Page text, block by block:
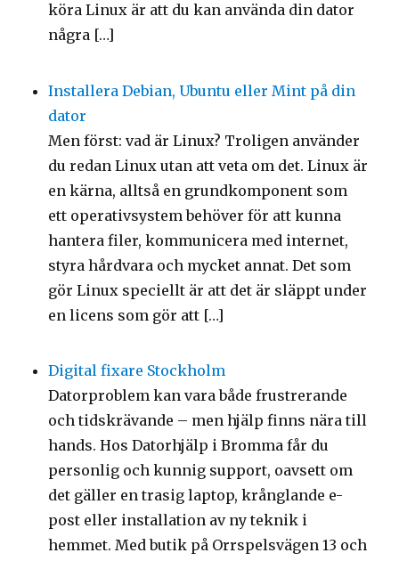
köra Linux är att du kan använda din dator
några […]
Installera Debian, Ubuntu eller Mint på din
dator
Men först: vad är Linux? Troligen använder
du redan Linux utan att veta om det. Linux är
en kärna, alltså en grundkomponent som
ett operativsystem behöver för att kunna
hantera filer, kommunicera med internet,
styra hårdvara och mycket annat. Det som
gör Linux speciellt är att det är släppt under
en licens som gör att […]
Digital fixare Stockholm
Datorproblem kan vara både frustrerande
och tidskrävande – men hjälp finns nära till
hands. Hos Datorhjälp i Bromma får du
personlig och kunnig support, oavsett om
det gäller en trasig laptop, krånglande e-
post eller installation av ny teknik i
hemmet. Med butik på Orrspelsvägen 13 och